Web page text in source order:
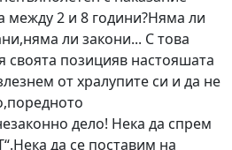
между 2 и 8 години?Няма ли
ли закони... С това
своята позицияв настояшата
от хралупите си и да не
дело! Нека да спрем
да се поставим на